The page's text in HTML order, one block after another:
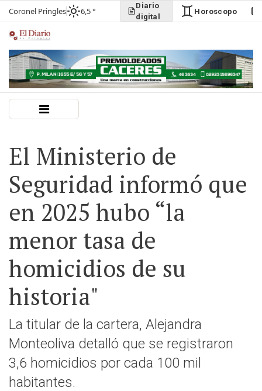
Coronel Pringles 6,5 °
Diario
digital
Horoscopo
El Ministerio de
Seguridad informó que
en 2025 hubo “la
menor tasa de
homicidios de su
historia"
La titular de la cartera, Alejandra
Monteoliva detalló que se registraron
3,6 homicidios por cada 100 mil
habitantes.